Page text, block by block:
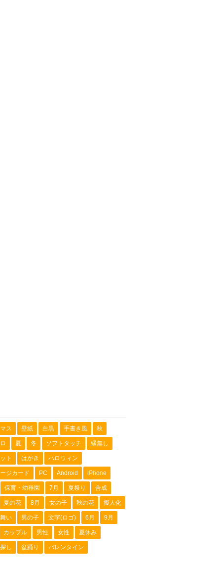
ス 壁紙 白黒 手書き風 秋
夏 冬 ソフトタッチ 縁無し
ト はがき ハロウィン
ジカード PC Android iPhone
保育・幼稚園 7月 夏祭り 合成
夏の花 8月 女の子 秋の花 擬人化
い 男の子 文字(ロゴ) 6月 9月
カップル 男性 女性 夏休み
し 盆踊り バレンタイン